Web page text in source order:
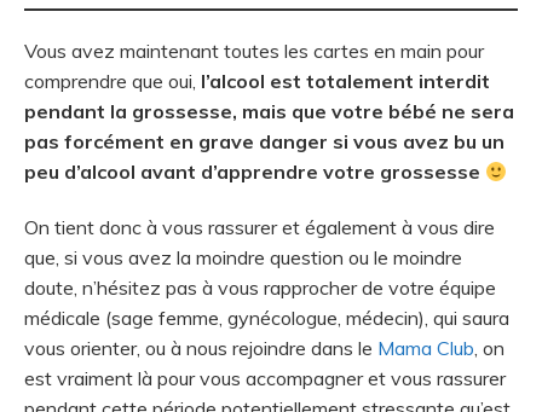
Vous avez maintenant toutes les cartes en main pour
comprendre que oui, l’alcool est totalement interdit
pendant la grossesse, mais que votre bébé ne sera
pas forcément en grave danger si vous avez bu un
peu d’alcool avant d’apprendre votre grossesse
On tient donc à vous rassurer et également à vous dire
que, si vous avez la moindre question ou le moindre
doute, n’hésitez pas à vous rapprocher de votre équipe
médicale (sage femme, gynécologue, médecin), qui saura
vous orienter, ou à nous rejoindre dans le Mama Club , on
est vraiment là pour vous accompagner et vous rassurer